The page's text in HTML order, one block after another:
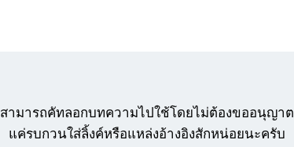
สามารถคัทลอกบทความไปใช้โดยไม่ต้องขออนุญาต
แค่รบกวนใส่ลิ้งค์หรือแหล่งอ้างอิงสักหน่อยนะครับ